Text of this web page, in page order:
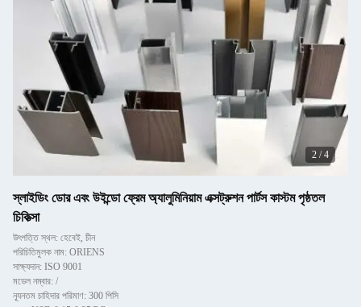
2 /4
স্লাইডিং ডোর এবং উইন্ডো ফ্রেম অ্যালুমিনিয়াম এক্সট্রুশন পার্টস কাস্টম পৃষ্ঠতল
চিকিত্সা
উৎপত্তি স্থল: হেবেই, চীন
পরিচিতিমুলক নাম: ORIENS
সাক্ষ্যদান: ISO 9001
মডেল নম্বার: /
ন্যূনতম চাহিদার পরিমাণ: 300 পিসি